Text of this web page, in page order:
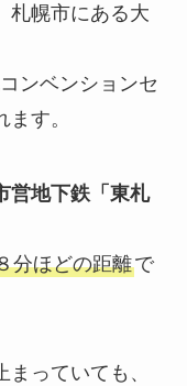
札幌市にある大
ンベンションセ
す。
営地下鉄「東札
分ほどの距離で
っていても、